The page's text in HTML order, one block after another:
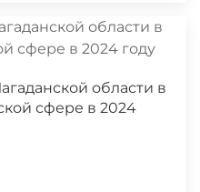
области в
сфере в 2024